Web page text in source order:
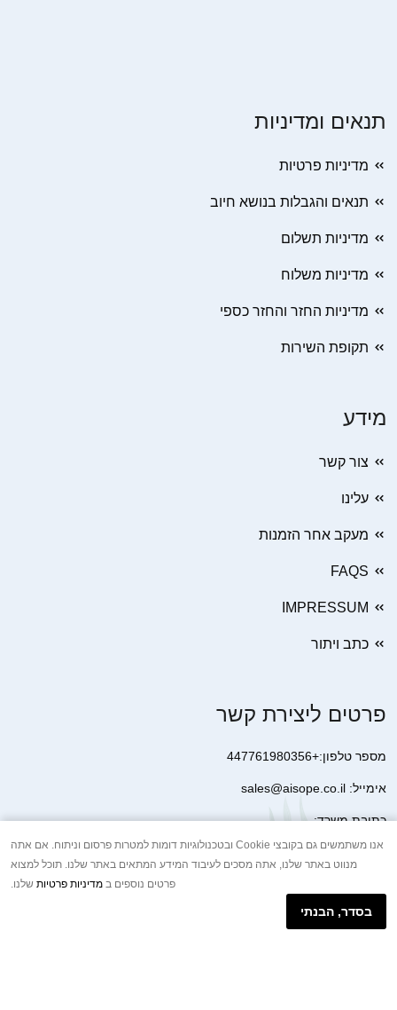
תנאים ומדיניות
מדיניות פרטיות
תנאים והגבלות בנושא חיוב
מדיניות תשלום
מדיניות משלוח
מדיניות החזר והחזר כספי
תקופת השירות
מידע
צור קשר
עלינו
מעקב אחר הזמנות
FAQS
IMPRESSUM
כתב ויתור
פרטים ליצירת קשר
מספר טלפון:+447761980356
אימייל: sales@aisope.co.il
כתובת משרד:
41 Devonshire Street Ground Floor Office 1 London W1G 7AJ
United Kingdom
+44 7410 2065017
הודעת וואטסאפ באינטרנט
אנו משתמשים גם בקובצי Cookie ובטכנולוגיות דומות למטרות פרסום וניתוח. אם אתה
מנווט באתר שלנו, אתה מסכים לעיבוד המידע המתאים באתר שלנו. תוכל למצוא
פרטים נוספים ב מדיניות פרטיות שלנו.
בסדר, הבנתי